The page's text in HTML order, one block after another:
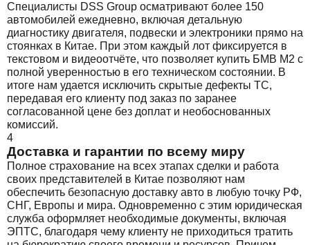
Специалисты DSS Group осматривают более 150
автомобилей ежедневно, включая детальную
диагностику двигателя, подвески и электроники прямо на
стоянках в Китае. При этом каждый лот фиксируется в
текстовом и видеоотчёте, что позволяет купить БМВ М2 с
полной уверенностью в его техническом состоянии. В
итоге нам удается исключить скрытые дефекты ТС,
передавая его клиенту под заказ по заранее
согласованной цене без доплат и необоснованных
комиссий.
4
Доставка и гарантии по всему миру
Полное страхование на всех этапах сделки и работа
своих представителей в Китае позволяют нам
обеспечить безопасную доставку авто в любую точку РФ,
СНГ, Европы и мира. Одновременно с этим юридическая
служба оформляет необходимые документы, включая
ЭПТС, благодаря чему клиенту не приходиться тратить